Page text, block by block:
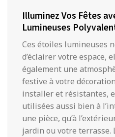
Illuminez Vos Fêtes
Lumineuses
Ces étoiles lumineuses
d’éclairer votre espace,
également une
festive à votre
installer et résistantes,
utilisées aussi bien à
une pièce, qu’à
jardin ou votre terrasse.